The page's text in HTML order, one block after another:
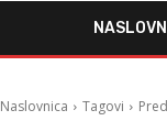
Naslovnica Tagovi